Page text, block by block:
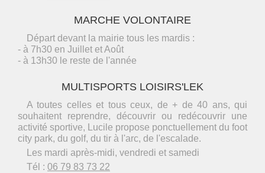
MARCHE VOLONTAIRE
Départ devant la mairie tous les mardis :
- à 7h30 en Juillet et Août
- à 13h30 le reste de l'année
MULTISPORTS LOISIRS'LEK
A toutes celles et tous ceux, de + de 40 ans, qui
souhaitent reprendre, découvrir ou redécouvrir une
activité sportive, Lucile propose ponctuellement du foot
city park, du golf, du tir à l'arc, de l'escalade.
Les mardi après-midi, vendredi et samedi
Tél : 06 79 83 73 22